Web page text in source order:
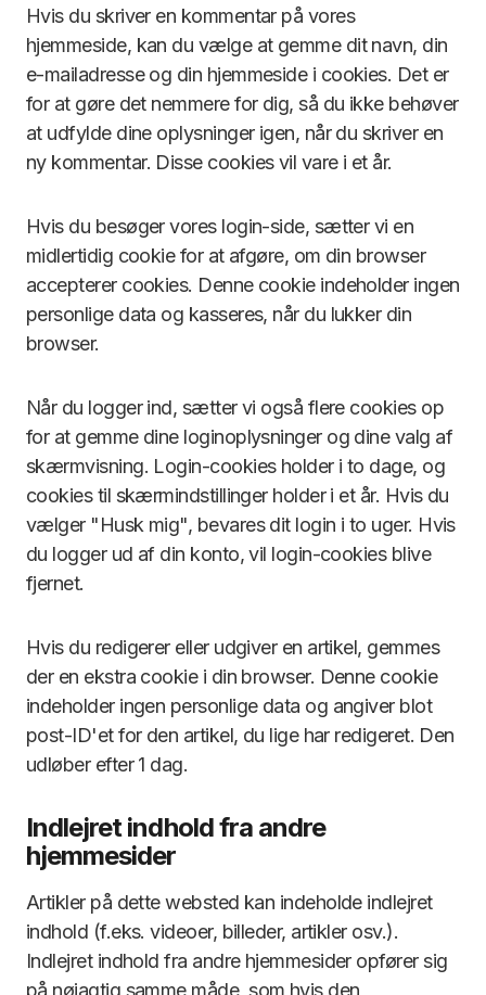
Hvis du skriver en kommentar på vores
hjemmeside, kan du vælge at gemme dit navn, din
e-mailadresse og din hjemmeside i cookies. Det er
for at gøre det nemmere for dig, så du ikke behøver
at udfylde dine oplysninger igen, når du skriver en
ny kommentar. Disse cookies vil vare i et år.
Hvis du besøger vores login-side, sætter vi en
midlertidig cookie for at afgøre, om din browser
accepterer cookies. Denne cookie indeholder ingen
personlige data og kasseres, når du lukker din
browser.
Når du logger ind, sætter vi også flere cookies op
for at gemme dine loginoplysninger og dine valg af
skærmvisning. Login-cookies holder i to dage, og
cookies til skærmindstillinger holder i et år. Hvis du
vælger "Husk mig", bevares dit login i to uger. Hvis
du logger ud af din konto, vil login-cookies blive
fjernet.
Hvis du redigerer eller udgiver en artikel, gemmes
der en ekstra cookie i din browser. Denne cookie
indeholder ingen personlige data og angiver blot
post-ID'et for den artikel, du lige har redigeret. Den
udløber efter 1 dag.
Indlejret indhold fra andre
hjemmesider
Artikler på dette websted kan indeholde indlejret
indhold (f.eks. videoer, billeder, artikler osv.).
Indlejret indhold fra andre hjemmesider opfører sig
på nøjagtig samme måde, som hvis den